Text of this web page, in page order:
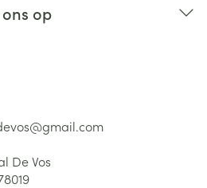
op
gmail.com
De Vos